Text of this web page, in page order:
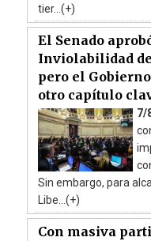
tier...(+)
El Senado
Inviolabilidad
pero el
otro capítulo
7/
Sin embargo, para
Libe...(+)
Con masiva